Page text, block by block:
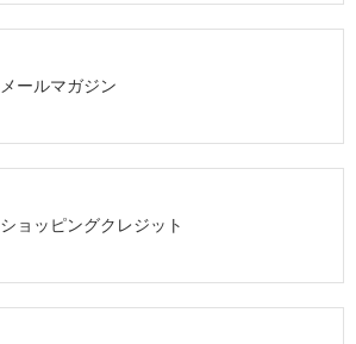
メールマガジン
ショッピングクレジット